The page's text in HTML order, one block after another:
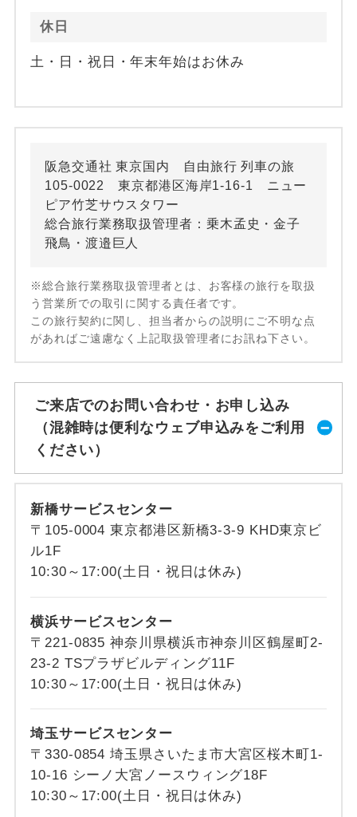
休日
土・日・祝日・年末年始はお休み
阪急交通社 東京国内 自由旅行 列車の旅
105-0022 東京都港区海岸1-16-1 ニュー
ピア竹芝サウスタワー
総合旅行業務取扱管理者：乗木孟史・金子
飛鳥・渡邉巨人
※総合旅行業務取扱管理者とは、お客様の旅行を取扱
う営業所での取引に関する責任者です。
この旅行契約に関し、担当者からの説明にご不明な点
があればご遠慮なく上記取扱管理者にお訊ね下さい。
ご来店でのお問い合わせ・お申し込み
（混雑時は便利なウェブ申込みをご利用
ください）
新橋サービスセンター
〒105-0004 東京都港区新橋3-3-9 KHD東京ビ
ル1F
10:30～17:00(土日・祝日は休み)
横浜サービスセンター
〒221-0835 神奈川県横浜市神奈川区鶴屋町2-
23-2 TSプラザビルディング11F
10:30～17:00(土日・祝日は休み)
埼玉サービスセンター
〒330-0854 埼玉県さいたま市大宮区桜木町1-
10-16 シーノ大宮ノースウィング18F
10:30～17:00(土日・祝日は休み)